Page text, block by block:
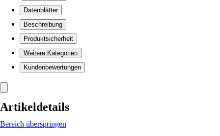
Datenblätter
Beschreibung
Produktsicherheit
Weitere Kategorien
Kundenbewertungen
Artikeldetails
Bereich überspringen